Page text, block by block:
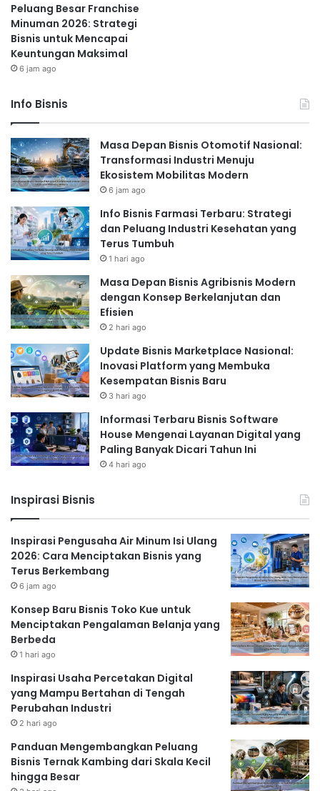
Peluang Besar Franchise
Minuman 2026: Strategi
Bisnis untuk Mencapai
Keuntungan Maksimal
6 jam ago
Info Bisnis
Masa Depan Bisnis Otomotif Nasional:
Transformasi Industri Menuju
Ekosistem Mobilitas Modern
6 jam ago
Info Bisnis Farmasi Terbaru: Strategi
dan Peluang Industri Kesehatan yang
Terus Tumbuh
1 hari ago
Masa Depan Bisnis Agribisnis Modern
dengan Konsep Berkelanjutan dan
Efisien
2 hari ago
Update Bisnis Marketplace Nasional:
Inovasi Platform yang Membuka
Kesempatan Bisnis Baru
3 hari ago
Informasi Terbaru Bisnis Software
House Mengenai Layanan Digital yang
Paling Banyak Dicari Tahun Ini
4 hari ago
Inspirasi Bisnis
Inspirasi Pengusaha Air Minum Isi Ulang
2026: Cara Menciptakan Bisnis yang
Terus Berkembang
6 jam ago
Konsep Baru Bisnis Toko Kue untuk
Menciptakan Pengalaman Belanja yang
Berbeda
1 hari ago
Inspirasi Usaha Percetakan Digital
yang Mampu Bertahan di Tengah
Perubahan Industri
2 hari ago
Panduan Mengembangkan Peluang
Bisnis Ternak Kambing dari Skala Kecil
hingga Besar